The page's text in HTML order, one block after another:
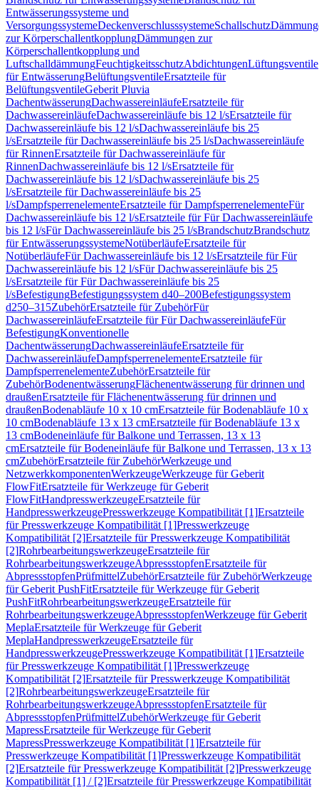
Entwässerungssysteme und
VersorgungssystemeDeckenverschlusssystemeSchallschutz
zur KörperschallentkopplungDämmungen zur
Körperschallentkopplung und
LuftschalldämmungFeuchtigkeitsschutzAbdichtungenLüftungsventile
für EntwässerungBelüftungsventileErsatzteile für
BelüftungsventileGeberit Pluvia
DachentwässerungDachwassereinläufeErsatzteile für
DachwassereinläufeDachwassereinläufe bis 12 l/sErsatzteile für
Dachwassereinläufe bis 12 l/sDachwassereinläufe bis 25
l/sErsatzteile für Dachwassereinläufe bis 25 l/sDachwassereinläufe
für RinnenErsatzteile für Dachwassereinläufe für
RinnenDachwassereinläufe bis 12 l/sErsatzteile für
Dachwassereinläufe bis 12 l/sDachwassereinläufe bis 25
l/sErsatzteile für Dachwassereinläufe bis 25
l/sDampfsperrenelementeErsatzteile für DampfsperrenelementeFür
Dachwassereinläufe bis 12 l/sErsatzteile für Für Dachwassereinläufe
bis 12 l/sFür Dachwassereinläufe bis 25 l/sBrandschutzBrandschutz
für EntwässerungssystemeNotüberläufeErsatzteile für
NotüberläufeFür Dachwassereinläufe bis 12 l/sErsatzteile für Für
Dachwassereinläufe bis 12 l/sFür Dachwassereinläufe bis 25
l/sErsatzteile für Für Dachwassereinläufe bis 25
l/sBefestigungBefestigungssystem d40–200Befestigungssystem
d250–315ZubehörErsatzteile für ZubehörFür
DachwassereinläufeErsatzteile für Für DachwassereinläufeFür
BefestigungKonventionelle
DachentwässerungDachwassereinläufeErsatzteile für
DachwassereinläufeDampfsperrenelementeErsatzteile für
DampfsperrenelementeZubehörErsatzteile für
ZubehörBodenentwässerungFlächenentwässerung für drinnen und
draußenErsatzteile für Flächenentwässerung für drinnen und
draußenBodenabläufe 10 x 10 cmErsatzteile für Bodenabläufe 10 x
10 cmBodenabläufe 13 x 13 cmErsatzteile für Bodenabläufe 13 x
13 cmBodeneinläufe für Balkone und Terrassen, 13 x 13
cmErsatzteile für Bodeneinläufe für Balkone und Terrassen, 13 x 13
cmZubehörErsatzteile für ZubehörWerkzeuge und
NetzwerkkomponentenWerkzeugeWerkzeuge für Geberit
FlowFitErsatzteile für Werkzeuge für Geberit
FlowFitHandpresswerkzeugeErsatzteile für
HandpresswerkzeugePresswerkzeuge Kompatibilität [1]Ersatzteile
für Presswerkzeuge Kompatibilität [1]Presswerkzeuge
Kompatibilität [2]Ersatzteile für Presswerkzeuge Kompatibilität
[2]RohrbearbeitungswerkzeugeErsatzteile für
RohrbearbeitungswerkzeugeAbpressstopfenErsatzteile für
AbpressstopfenPrüfmittelZubehörErsatzteile für ZubehörWerkzeuge
für Geberit PushFitErsatzteile für Werkzeuge für Geberit
PushFitRohrbearbeitungswerkzeugeErsatzteile für
RohrbearbeitungswerkzeugeAbpressstopfenWerkzeuge für Geberit
MeplaErsatzteile für Werkzeuge für Geberit
MeplaHandpresswerkzeugeErsatzteile für
HandpresswerkzeugePresswerkzeuge Kompatibilität [1]Ersatzteile
für Presswerkzeuge Kompatibilität [1]Presswerkzeuge
Kompatibilität [2]Ersatzteile für Presswerkzeuge Kompatibilität
[2]RohrbearbeitungswerkzeugeErsatzteile für
RohrbearbeitungswerkzeugeAbpressstopfenErsatzteile für
AbpressstopfenPrüfmittelZubehörWerkzeuge für Geberit
MapressErsatzteile für Werkzeuge für Geberit
MapressPresswerkzeuge Kompatibilität [1]Ersatzteile für
Presswerkzeuge Kompatibilität [1]Presswerkzeuge Kompatibilität
[2]Ersatzteile für Presswerkzeuge Kompatibilität [2]Presswerkzeuge
Kompatibilität [1] / [2]Ersatzteile für Presswerkzeuge Kompatibilität